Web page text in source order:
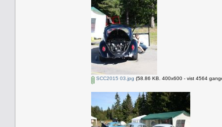
SCC2015 03.jpg (58.86 KB. 400x600 - vist 4564